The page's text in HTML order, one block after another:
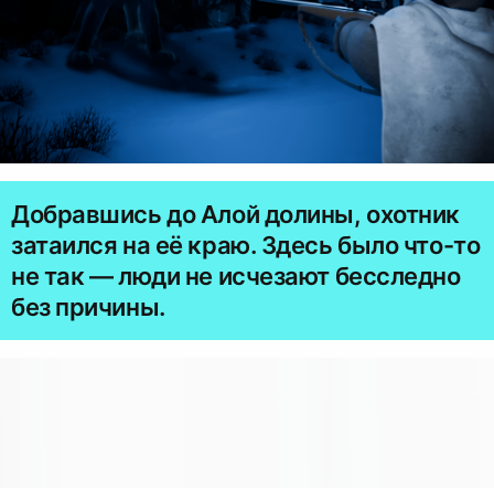
Добравшись до Алой долины, охотник
затаился на её краю. Здесь было что-то
не так — люди не исчезают бесследно
без причины.